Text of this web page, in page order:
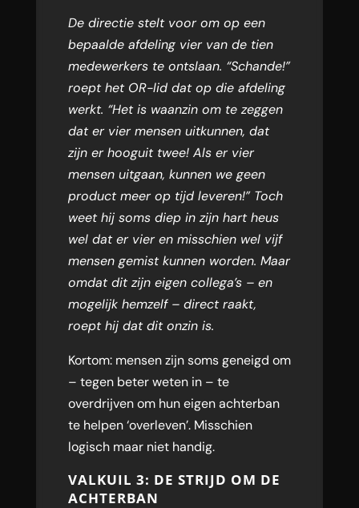
De directie stelt voor om op een
bepaalde afdeling vier van de tien
medewerkers te ontslaan. “Schande!”
roept het OR-lid dat op die afdeling
werkt. “Het is waanzin om te zeggen
dat er vier mensen uitkunnen, dat
zijn er hooguit twee! Als er vier
mensen uitgaan, kunnen we geen
product meer op tijd leveren!” Toch
weet hij soms diep in zijn hart heus
wel dat er vier en misschien wel vijf
mensen gemist kunnen worden. Maar
omdat dit zijn eigen collega’s – en
mogelijk hemzelf – direct raakt,
roept hij dat dit onzin is.
Kortom: mensen zijn soms geneigd om
– tegen beter weten in – te
overdrijven om hun eigen achterban
te helpen ‘overleven’. Misschien
logisch maar niet handig.
VALKUIL 3: DE STRIJD OM DE
ACHTERBAN